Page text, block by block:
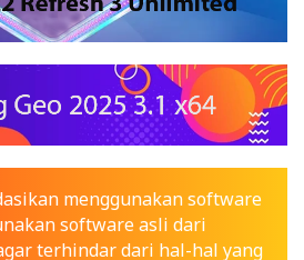
menggunakan software
software asli dari
terhindar dari hal-hal yang